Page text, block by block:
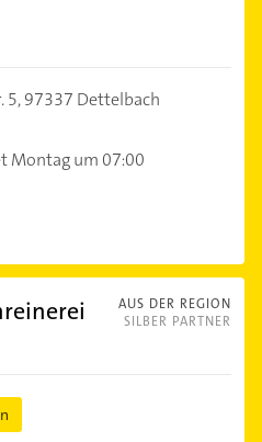
5,97337 Dettelbach
Montag um 07:00
AUS DER REGION
SILBER PARTNER